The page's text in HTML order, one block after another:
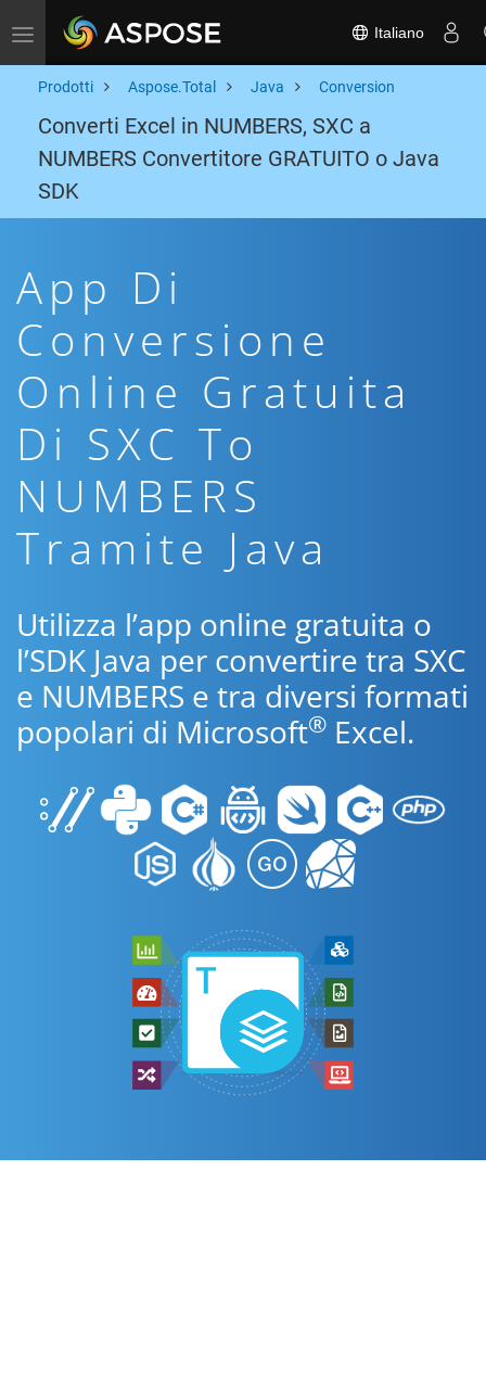
Toggle navigation Italiano
Prodotti Aspose.Total Java Conversion
Converti Excel in NUMBERS, SXC a
NUMBERS Convertitore GRATUITO o Java
SDK
App Di
Conversione
Online Gratuita
Di SXC To
NUMBERS
Tramite Java
Utilizza l’app online gratuita o
l’SDK Java per convertire tra SXC
e NUMBERS e tra diversi formati
popolari di Microsoft® Excel.